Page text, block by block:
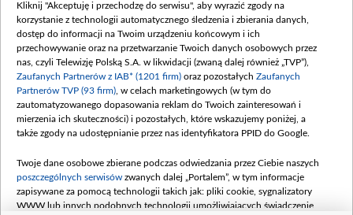
Procedura zgłoszeń wewnętrznych
Kliknij "Akceptuję i przechodzę do serwisu", aby wyrazić zgody na
korzystanie z technologii automatycznego śledzenia i zbierania danych,
dostęp do informacji na Twoim urządzeniu końcowym i ich
przechowywanie oraz na przetwarzanie Twoich danych osobowych przez
nas, czyli Telewizję Polską S.A. w likwidacji (zwaną dalej również „TVP”),
Zaufanych Partnerów z IAB* (1201 firm) oraz pozostałych Zaufanych
Partnerów TVP (93 firm) , w celach marketingowych (w tym do
zautomatyzowanego dopasowania reklam do Twoich zainteresowań i
mierzenia ich skuteczności) i pozostałych, które wskazujemy poniżej, a
także zgody na udostępnianie przez nas identyfikatora PPID do Google.
Twoje dane osobowe zbierane podczas odwiedzania przez Ciebie naszych
poszczególnych serwisów zwanych dalej „Portalem”, w tym informacje
zapisywane za pomocą technologii takich jak: pliki cookie, sygnalizatory
WWW lub innych podobnych technologii umożliwiających świadczenie